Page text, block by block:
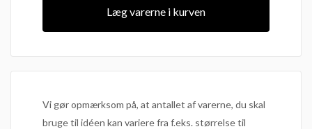
Læg varerne i kurven
Vi gør opmærksom på, at antallet af varerne, du skal
bruge til idéen kan variere fra f.eks. størrelse til